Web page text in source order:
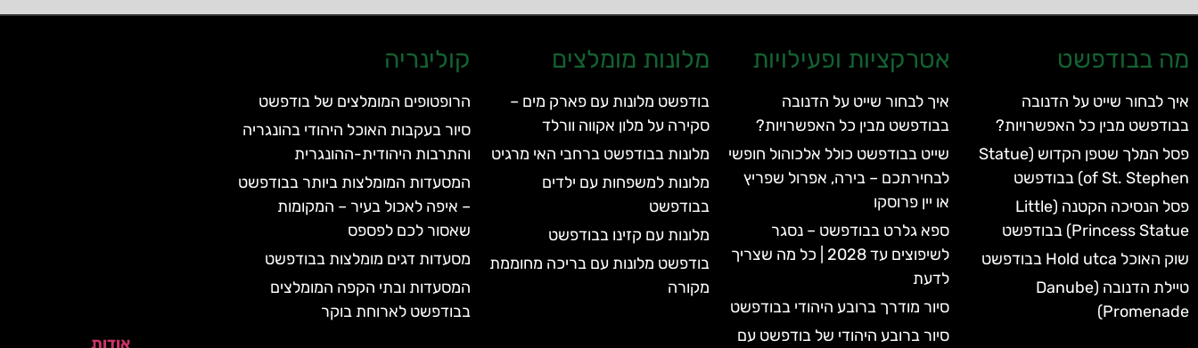
מה בבודפשט
איך לבחור שייט על הדנובה
בבודפשט מבין כל האפשרויות?
פסל המלך שטפן הקדוש (Statue
of St. Stephen) בבודפשט
פסל הנסיכה הקטנה (Little
Princess Statue) בבודפשט
שוק האוכל Hold utca בבודפשט
טיילת הדנובה (Danube
Promenade)
אטרקציות ופעילויות
איך לבחור שייט על הדנובה
בבודפשט מבין כל האפשרויות?
שייט בבודפשט כולל אלכוהול חופשי
לבחירתכם – בירה, אפרול שפריץ
או יין פרוסקו
ספא גלרט בבודפשט – נסגר
לשיפוצים עד 2028 | כל מה שצריך
לדעת
סיור מודרך ברובע היהודי בבודפשט
סיור ברובע היהודי של בודפשט עם
מלונות מומלצים
בודפשט מלונות עם פארק מים –
סקירה על מלון אקווה וורלד
מלונות בבודפשט ברחבי האי מרגיט
מלונות למשפחות עם ילדים
בבודפשט
מלונות עם קזינו בבודפשט
בודפשט מלונות עם בריכה מחוממת
מקורה
קולינריה
הרופטופים המומלצים של בודפשט
סיור בעקבות האוכל היהודי בהונגריה
והתרבות היהודית-ההונגרית
המסעדות המומלצות ביותר בבודפשט
– איפה לאכול בעיר – המקומות
שאסור לכם לפספס
מסעדות דגים מומלצות בבודפשט
המסעדות ובתי הקפה המומלצים
בבודפשט לארוחת בוקר
אודות